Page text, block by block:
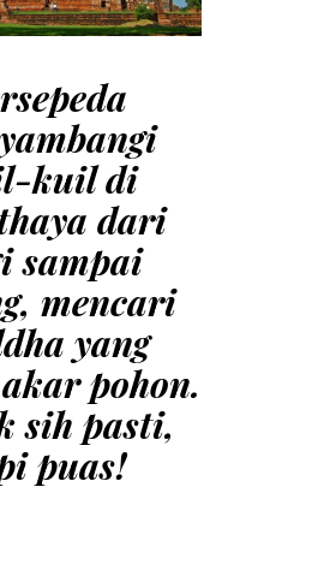
kuil di
dari
sampai
mencari
yang
pohon.
sih pasti,
puas!